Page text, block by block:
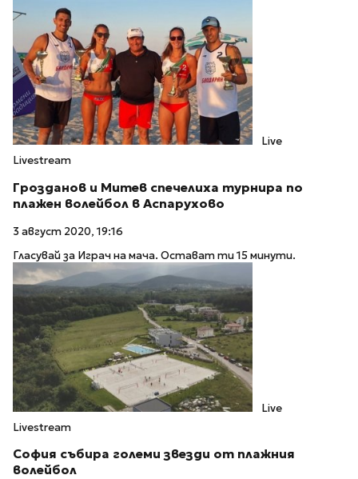
Live
Livestream
Грозданов и Митев спечелиха турнира по
плажен волейбол в Аспарухово
3 август 2020, 19:16
Гласувай за Играч на мача. Остават ти 15 минути.
Live
Livestream
София събира големи звезди от плажния
волейбол